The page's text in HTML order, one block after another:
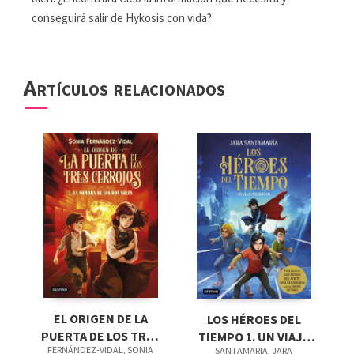
conseguirá salir de Hykosis con vida?
Artículos relacionados
EL ORIGEN DE LA
PUERTA DE LOS TRES
FERNÁNDEZ-VIDAL, SONIA
LOS HÉROES DEL
TIEMPO 1. UN VIAJE
SANTAMARIA, JARA